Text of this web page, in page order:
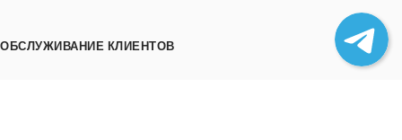
ОБСЛУЖИВАНИЕ КЛИЕНТОВ